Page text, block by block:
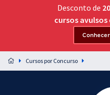
Acesso ilimitado a toda preparação
Preparação completa e intensiva
residências em saúde do Brasil
Desconto de
cursos avulsos
Cursos por Concurso